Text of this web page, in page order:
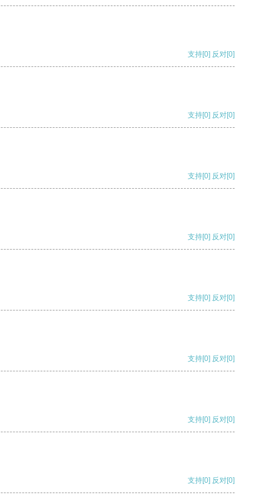
支持[0] 反对[0]
支持[0] 反对[0]
支持[0] 反对[0]
支持[0] 反对[0]
支持[0] 反对[0]
支持[0] 反对[0]
支持[0] 反对[0]
支持[0] 反对[0]